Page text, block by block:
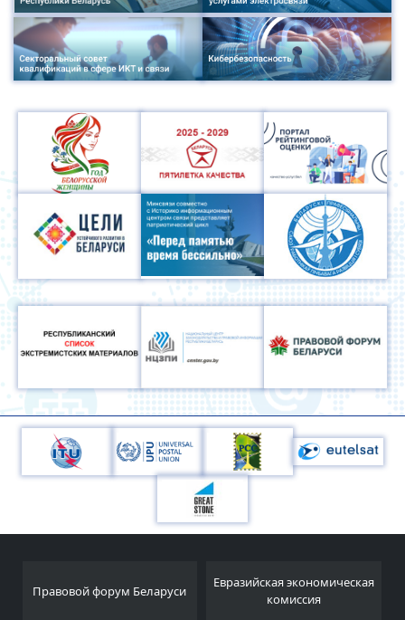
комиссия
статистический комитет
Республики Беларусь